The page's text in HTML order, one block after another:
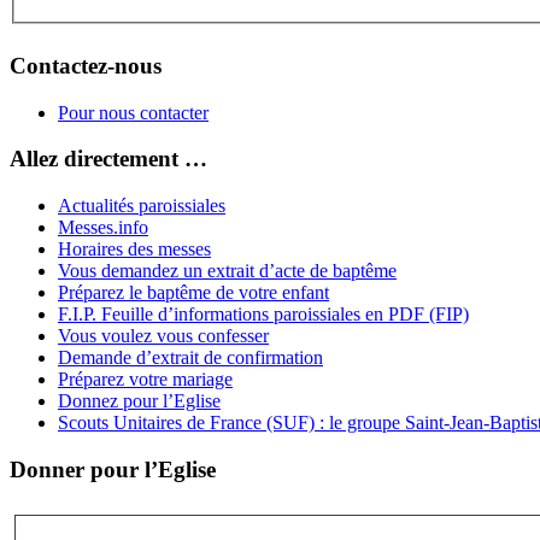
Contactez-nous
Pour nous contacter
Allez directement …
Actualités paroissiales
Messes.info
Horaires des messes
Vous demandez un extrait d’acte de baptême
Préparez le baptême de votre enfant
F.I.P. Feuille d’informations paroissiales en PDF (FIP)
Vous voulez vous confesser
Demande d’extrait de confirmation
Préparez votre mariage
Donnez pour l’Eglise
Scouts Unitaires de France (SUF) : le groupe Saint-Jean-
Donner pour l’Eglise